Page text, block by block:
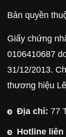
Bản quyền
Giấy chứng
0106410687
31/12/2013.
thương hiệu
Địa chỉ: 77
Hotline liên